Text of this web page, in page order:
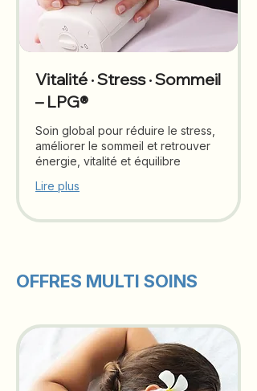
Vitalité · Stress · Sommeil
– LPG®
Soin global pour réduire le stress,
améliorer le sommeil et retrouver
énergie, vitalité et équilibre
Lire plus
OFFRES MULTI SOINS